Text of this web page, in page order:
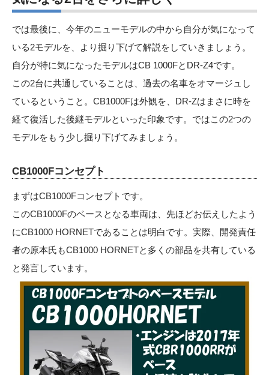
では最後に、今年のニューモデルの中から自分が気になって
いる2モデルを、より掘り下げて解説をしていきましょう。
自分が特に気になったモデルはCB 1000FとDR-Z4です。
この2台に共通していることは、過去の名車をオマージュし
ているということ。CB1000Fは外観を、DR-Zはまさに時を
経て復活した後継モデルといった印象です。ではこの2つの
モデルをもう少し掘り下げてみましょう。
CB1000Fコンセプト
まずはCB1000Fコンセプトです。
このCB1000Fのベースとなる車両は、先ほどお伝えしたよう
にCB1000 HORNETであることは明白です。実際、開発責任
者の原本氏もCB1000 HORNETと多くの部品を共有している
と発言しています。